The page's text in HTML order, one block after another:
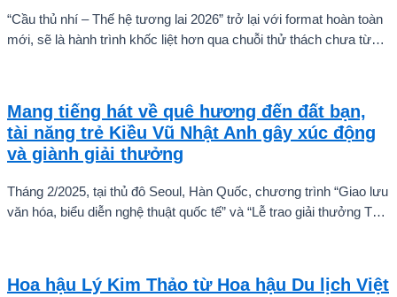
“Cầu thủ nhí – Thế hệ tương lai 2026” trở lại với format hoàn toàn
mới, sẽ là hành trình khốc liệt hơn qua chuỗi thử thách chưa từng
sàng chinh phục thử thách.
Mang tiếng hát về quê hương đến đất bạn,
tài năng trẻ Kiều Vũ Nhật Anh gây xúc động
và giành giải thưởng
Tháng 2/2025, tại thủ đô Seoul, Hàn Quốc, chương trình “Giao lưu
văn hóa, biểu diễn nghệ thuật quốc tế” và “Lễ trao giải thưởng Tài
ấn tượng mạnh với giọng hát trữ tình sâu lắng, mang đậm hơi thở
Hoa hậu Lý Kim Thảo từ Hoa hậu Du lịch Việt